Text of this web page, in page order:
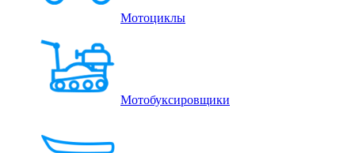
Мотоциклы
Мотобуксировщики